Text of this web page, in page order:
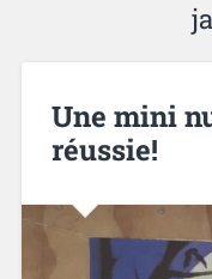
Une mini
réussie!